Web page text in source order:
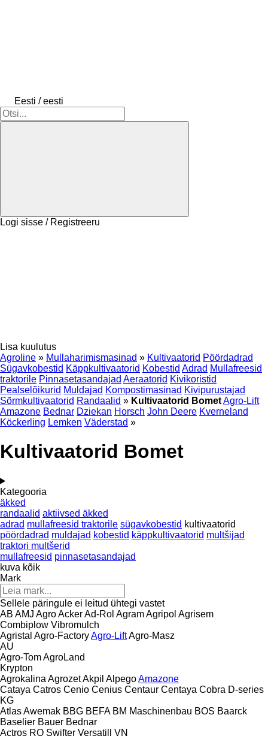
Eesti / eesti
Logi sisse / Registreeru
Lisa kuulutus
Agroline » Mullaharimismasinad » Kultivaatorid Pöördadrad
Sügavkobestid Käppkultivaatorid Kobestid Adrad Mullafreesid
traktorile Pinnasetasandajad Aeraatorid Kivikoristid
Pealselõikurid Muldajad Kompostimasinad Kivipurustajad
Sõrmkultivaatorid Randaalid » Kultivaatorid BometAgro-Lift
Amazone Bednar Dziekan Horsch John Deere Kverneland
Köckerling Lemken Väderstad »
Kultivaatorid Bomet
Kategooria
äkked
randaalid aktiivsed äkked
adrad mullafreesid traktorile sügavkobestid kultivaatorid
pöördadrad muldajad kobestid käppkultivaatorid multšijad
traktori multšerid
mullafreesid pinnasetasandajad
kuva kõik
Mark
Sellele päringule ei leitud ühtegi vastet
AB AMJ AgroAckerAd-Rol AgramAgripol Agrisem
Combiplow Vibromulch
Agristal Agro-FactoryAgro-LiftAgro-Masz
AU
Agro-TomAgroLand
Krypton
Agrokalina AgrozetAkpil AlpegoAmazone
Cataya Catros Cenio Cenius Centaur Centaya Cobra D-series
KG
AtlasAwemak BBG BEFA BM Maschinenbau BOS Baarck
Baselier Bauer Bednar
Actros RO Swifter Versatill VN